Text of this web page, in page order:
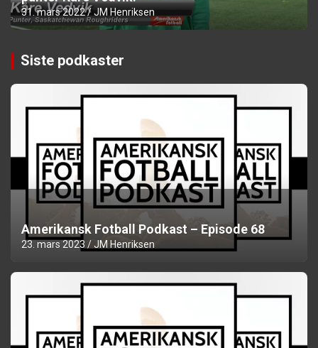
31. mars 2022 JM Henriksen
Siste podkaster
Amerikansk Fotball Podkast – Episode 68
23. mars 2023 JM Henriksen